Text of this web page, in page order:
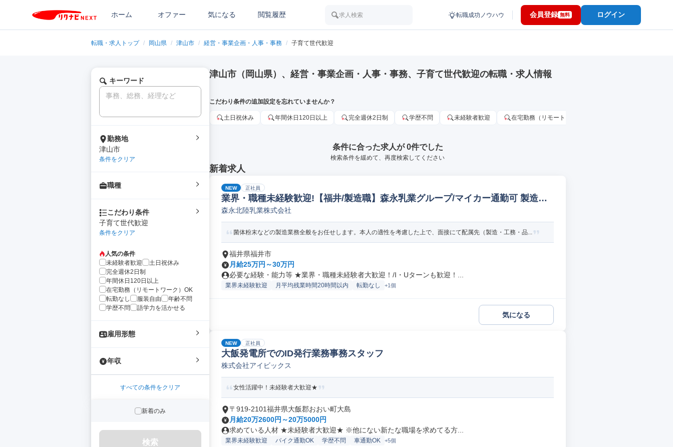
ホーム オファー 気になる 閲覧履歴 求人検索 転職成功ノウハウ 会員登録 無料 ログイン
転職・求人トップ / 岡山県 / 津山市 / 経営・事業企画・人事・事務 / 子育て世代歓迎
キーワード
勤務地
津山市
条件をクリア
職種
こだわり条件
子育て世代歓迎
条件をクリア
人気の条件
未経験者歓迎
土日祝休み
完全週休2日制
年間休日120日以上
在宅勤務（リモートワーク）OK
転勤なし
服装自由
年齢不問
学歴不問
語学力を活かせる
雇用形態
年収
すべての条件をクリア
新着のみ
検索
津山市（岡山県）、経営・事業企画・人事・事務、子育て世代歓迎の転職・求人情報
こだわり条件の追加設定を忘れていませんか？
土日祝休み 年間休日120日以上 完全週休2日制 学歴不問 未経験者歓迎 在宅勤務（リモートワーク）OK
条件に合った求人が 0件でした
検索条件を緩めて、再度検索してください
新着求人
NEW 正社員
業界・職種未経験歓迎!【福井/製造職】森永乳業グループ/マイカー通勤可 製造オ
ペレーター/ラインマネージャー(食品/飲料/たばこ)
森永北陸乳業株式会社
菌体粉末などの製造業務全般をお任せします。本人の適性を考慮した上で、面接にて配属先（製造・工務・品...
福井県福井市
月給25万円～30万円
必要な経験・能力等 ★業界・職種未経験者大歓迎！/I・Uターンも歓迎！...
業界未経験歓迎 月平均残業時間20時間以内 転勤なし +1個
気になる
NEW 正社員
大飯発電所でのID発行業務事務スタッフ
株式会社アイビックス
女性活躍中！未経験者大歓迎★
〒919-2101福井県大飯郡おおい町大島
月給20万2600円～20万5000円
求めている人材 ★未経験者大歓迎★ ※他にない新たな職場を求めてる方...
業界未経験歓迎 バイク通勤OK 学歴不問 車通勤OK +5個